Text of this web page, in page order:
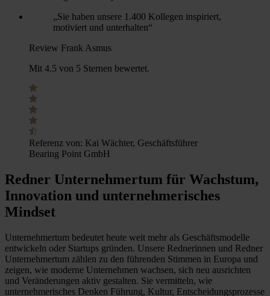
„Sie haben unsere 1.400 Kollegen inspiriert,
motiviert und unterhalten“
Review Frank Asmus
Mit 4.5 von 5 Sternen bewertet.
Referenz von: Kai Wächter, Geschäftsführer
Bearing Point GmbH
Redner Unternehmertum für Wachstum,
Innovation und unternehmerisches
Mindset
Unternehmertum bedeutet heute weit mehr als Geschäftsmodelle
entwickeln oder Startups gründen. Unsere Rednerinnen und Redner
Unternehmertum zählen zu den führenden Stimmen in Europa und
zeigen, wie moderne Unternehmen wachsen, sich neu ausrichten
und Veränderungen aktiv gestalten. Sie vermitteln, wie
unternehmerisches Denken Führung, Kultur, Entscheidungsprozesse